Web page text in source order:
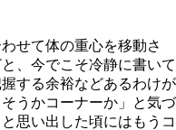
せて体の重心を移動さ
、今でこそ冷静に書いて
する余裕などあるわけが
うかコーナーか」と気づ
思い出した頃にはもうコ